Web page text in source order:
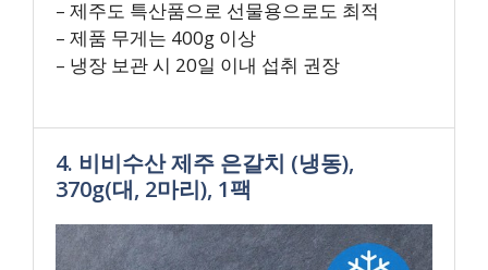
– 제주도 특산품으로 선물용으로도 최적
– 제품 무게는 400g 이상
– 냉장 보관 시 20일 이내 섭취 권장
4. 비비수산 제주 은갈치 (냉동),
370g(대, 2마리), 1팩